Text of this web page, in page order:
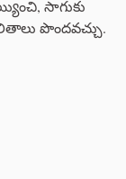
సాగుకు
పొందవచ్చు.